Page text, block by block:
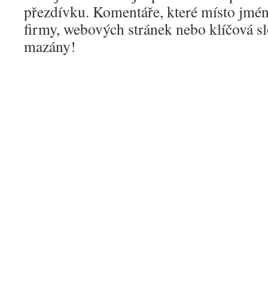
přezdívku. Komentáře, které místo
firmy, webových stránek nebo klíčová
mazány!